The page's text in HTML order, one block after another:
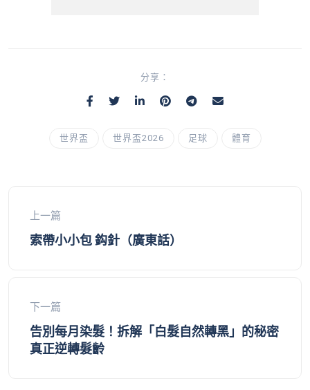
分享：
世界盃 世界盃2026 足球 體育
上一篇
索帶小小包 鈎針（廣東話）
下一篇
告別每月染髮！拆解「白髮自然轉黑」的秘密
真正逆轉髮齡